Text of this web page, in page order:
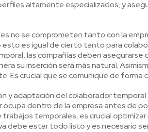
altamente especializados, y
no se comprometen tanto con la
esto es igual de cierto tanto para
las compañías deben asegurarse
su inserción será más natural.
Es crucial que se comunique de forma
y adaptación del colaborador
ocupa dentro de la empresa antes de
temporales, es crucial
debe estar todo listo y es necesario